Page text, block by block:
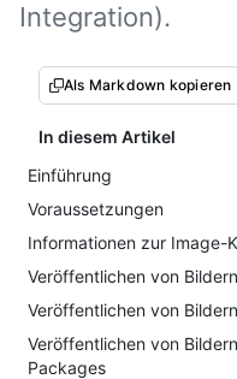
Integration).
Als Markdown kopieren
In diesem Artikel
Einführung
Voraussetzungen
Informationen zur Image-
Veröffentlichen von
Veröffentlichen von
Veröffentlichen von
Packages